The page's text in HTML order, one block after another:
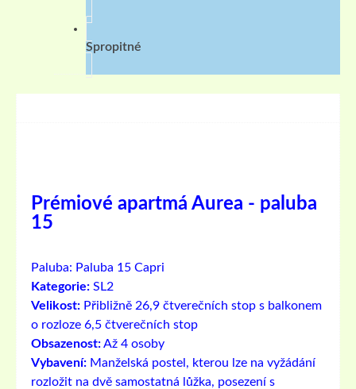
Spropitné
Prémiové apartmá Aurea - paluba
15
Paluba: Paluba 15 Capri
Kategorie: SL2
Velikost: Přibližně 26,9 čtverečních stop s balkonem
o rozloze 6,5 čtverečních stop
Obsazenost:Až 4 osoby
Vybavení: Manželská postel, kterou lze na vyžádání
rozložit na dvě samostatná lůžka, posezení s